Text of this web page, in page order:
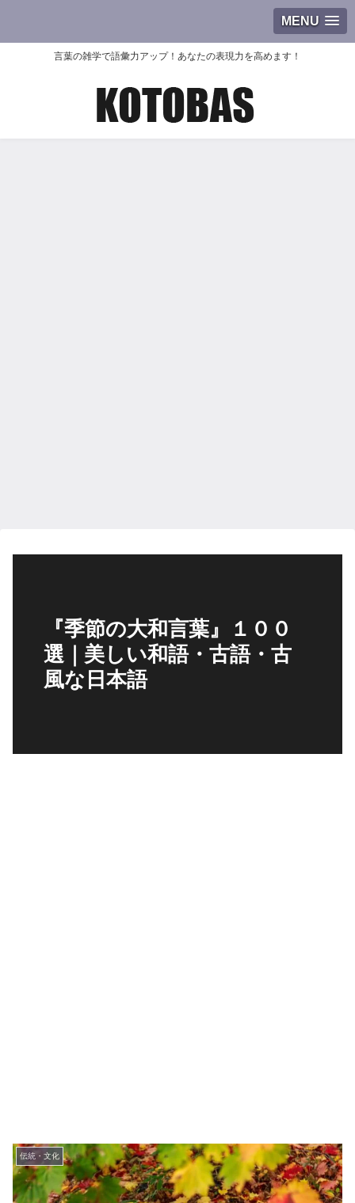
MENU
言葉の雑学で語彙力アップ！あなたの表現力を高めます！
『季節の大和言葉』１００
選｜美しい和語・古語・古
風な日本語
伝統・文化